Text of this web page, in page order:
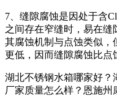
7、缝隙腐蚀是因处于含
之间存在窄缝时，易在缝
其腐蚀机制与点蚀类似，
更低，因而缝隙腐蚀比点
湖北不锈钢水箱哪家好？
厂家质量怎么样？恩施州